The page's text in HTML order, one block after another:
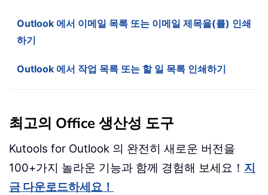
Outlook 에서 이메일 목록 또는 이메일 제목을(를) 인쇄
하기
Outlook 에서 작업 목록 또는 할 일 목록 인쇄하기
최고의 Office 생산성 도구
Kutools for Outlook 의 완전히 새로운 버전을
100+가지 놀라운 기능과 함께 경험해 보세요！ 지
금 다운로드하세요！